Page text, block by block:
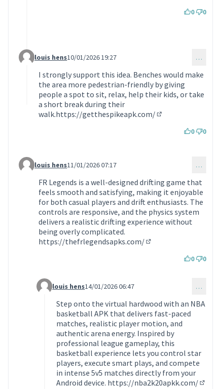
0 0
Commentaire 2052 (réponse au commentaire 1190)
louis hens10/01/2026 19:27 …
I strongly support this idea. Benches would make
the area more pedestrian-friendly by giving
people a spot to sit, relax, help their kids, or take
a short break during their
walk.https://getthespikeapk.com/
0 0
Commentaire 2053 (réponse au commentaire 1190)
louis hens11/01/2026 07:17 …
FR Legends is a well-designed drifting game that
feels smooth and satisfying, making it enjoyable
for both casual players and drift enthusiasts. The
controls are responsive, and the physics system
delivers a realistic drifting experience without
being overly complicated.
https://thefrlegendsapks.com/
0 0
Commentaire 2057 (réponse au commentaire 2053)
louis hens14/01/2026 06:47 …
Step onto the virtual hardwood with an NBA
basketball APK that delivers fast-paced
matches, realistic player motion, and
authentic arena energy. Inspired by
professional league gameplay, this
basketball experience lets you control star
players, execute smart plays, and compete
in intense 5v5 matches directly from your
Android device. https://nba2k20apkk.com/